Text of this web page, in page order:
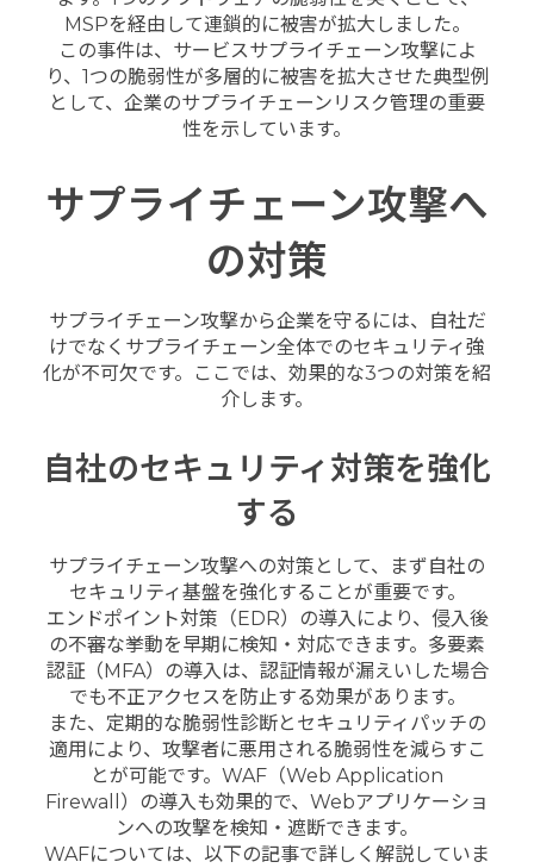
MSPを経由して連鎖的に被害が拡大しました。
この事件は、サービスサプライチェーン攻撃によ
り、1つの脆弱性が多層的に被害を拡大させた典型例
として、企業のサプライチェーンリスク管理の重要
性を示しています。
サプライチェーン攻撃へ
の対策
サプライチェーン攻撃から企業を守るには、自社だ
けでなくサプライチェーン全体でのセキュリティ強
化が不可欠です。ここでは、効果的な3つの対策を紹
介します。
自社のセキュリティ対策を強化
する
サプライチェーン攻撃への対策として、まず自社の
セキュリティ基盤を強化することが重要です。
エンドポイント対策（EDR）の導入により、侵入後
の不審な挙動を早期に検知・対応できます。多要素
認証（MFA）の導入は、認証情報が漏えいした場合
でも不正アクセスを防止する効果があります。
また、定期的な脆弱性診断とセキュリティパッチの
適用により、攻撃者に悪用される脆弱性を減らすこ
とが可能です。WAF（Web Application
Firewall）の導入も効果的で、Webアプリケーショ
ンへの攻撃を検知・遮断できます。
WAFについては、以下の記事で詳しく解説していま